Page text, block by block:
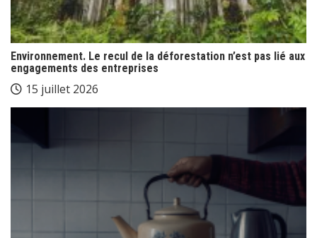
Environnement. Le recul de la déforestation n’est pas lié aux
engagements des entreprises
15 juillet 2026